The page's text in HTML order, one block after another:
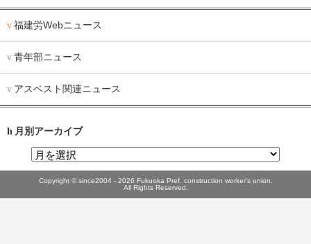
福建労Webニュース
青年部ニュース
アスベスト関連ニュース
月別アーカイブ
Copyright © since2004 - 2026 Fukuoka Pref. construction worker's union.
All Rights Reserved.